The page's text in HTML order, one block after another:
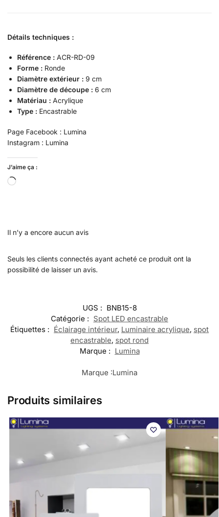
Détails techniques :
Référence : ACR-RD-09
Forme : Ronde
Diamètre extérieur : 9 cm
Diamètre de découpe : 6 cm
Matériau : Acrylique
Type : Encastrable
Page Facebook : Lumina
Instagram : Lumina
J’aime ça :
Il n’y a encore aucun avis
Seuls les clients connectés ayant acheté ce produit ont la
possibilité de laisser un avis.
UGS : BNB15-8
Catégorie : Spot LED encastrable
Étiquettes : Éclairage intérieur, Luminaire acrylique, spot
encastrable, spot rond
Marque : Lumina
Marque :Lumina
Produits similaires